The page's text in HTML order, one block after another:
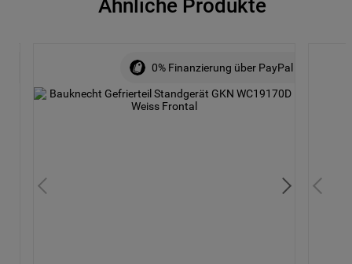
Ähnliche Produkte
0% Finanzierung über PayPal